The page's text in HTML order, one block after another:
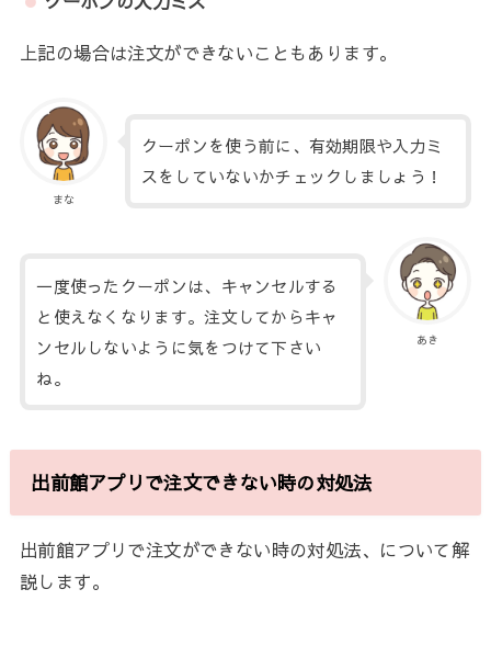
上記の場合は注文ができないこともあります。
まな
クーポンを使う前に、有効期限や入力ミ
スをしていないかチェックしましょう！
あき
一度使ったクーポンは、キャンセルする
と使えなくなります。注文してからキャ
ンセルしないように気をつけて下さい
ね。
出前館アプリで注文できない時の対処法
出前館アプリで注文ができない時の対処法、について解
説します。